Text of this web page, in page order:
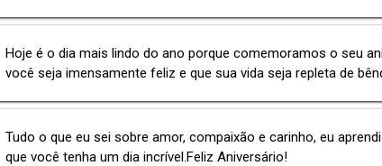
Hoje é o dia mais lindo do ano porque comemoramos o seu
você seja imensamente feliz e que sua vida seja repleta de
Tudo o que eu sei sobre amor, compaixão e carinho, eu
que você tenha um dia incrível.Feliz Aniversário!